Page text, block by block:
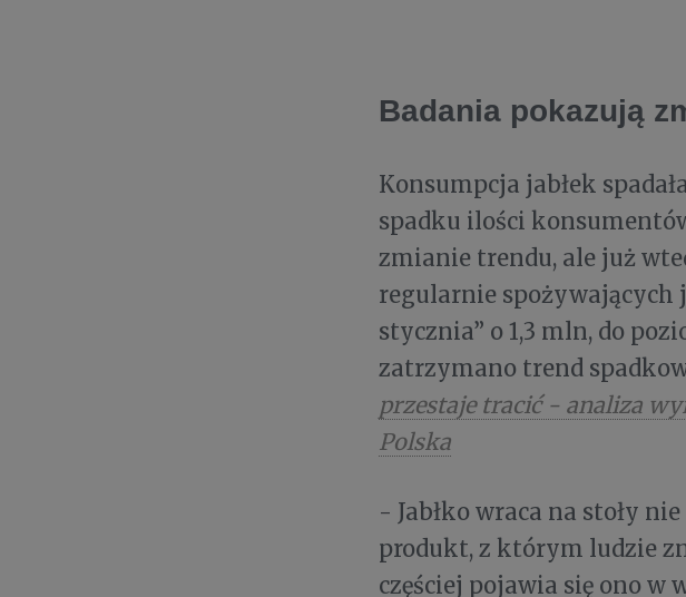
Badania pokazują
Konsumpcja jabłek
spadku ilości
zmianie trendu, ale już
regularnie spożywających
stycznia” o 1,3 mln, do
zatrzymano trend
przestaje tracić - analiza
Polska
- Jabłko wraca na stoły
produkt, z którym ludzie
częściej pojawia się ono w